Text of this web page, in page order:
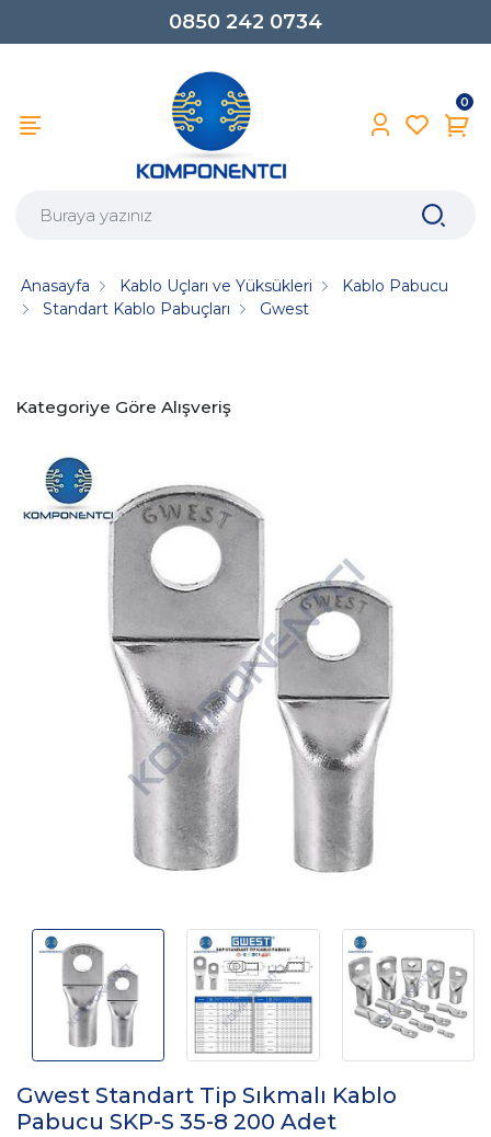
0850 242 0734
0
Anasayfa Kablo Uçları ve Yüksükleri
Kablo Pabucu
Standart Kablo Pabuçları
Gwest
Kategoriye Göre Alışveriş
Gwest Standart Tip Sıkmalı Kablo
Pabucu SKP-S 35-8 200 Adet